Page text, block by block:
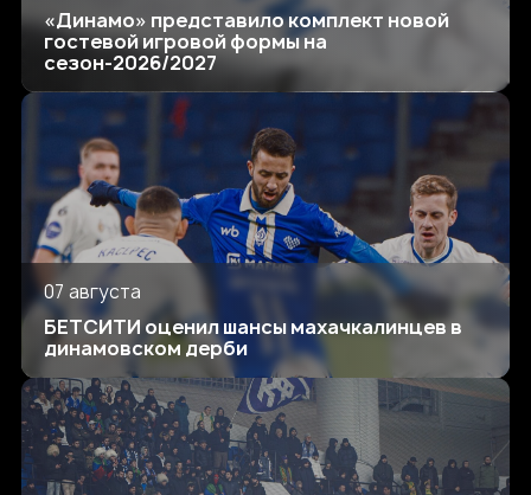
«Динамо» представило комплект новой
гостевой игровой формы на
сезон-2026/2027
07 августа
БЕТСИТИ оценил шансы махачкалинцев в
динамовском дерби